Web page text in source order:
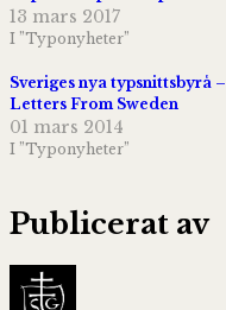
13 mars 2017
I ”Typonyheter”
Sveriges nya typsnittsbyrå –
Letters From Sweden
01 mars 2014
I ”Typonyheter”
Publicerat av